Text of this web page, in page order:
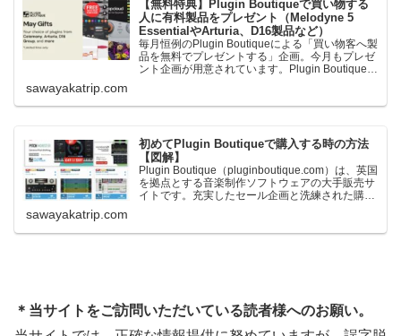
【無料特典】Plugin Boutiqueで買い物する
人に有料製品をプレゼント（Melodyne 5
EssentialやArturia、D16製品など）
毎月恒例のPlugin Boutiqueによる「買い物客へ製
品を無料でプレゼントする」企画。今月もプレゼ
ント企画が用意されています。Plugin Boutiqueで
ます。＊無料配布終了予定日：日本時間：
sawayakatrip.com
初めてPlugin Boutiqueで購入する時の方法
【図解】
Plugin Boutique（pluginboutique.com）は、英国
を拠点とする音楽制作ソフトウェアの大手販売サ
イトです。充実したセール企画と洗練された購入
に知っておきたいこと価格表示に…
sawayakatrip.com
＊当サイトをご訪問いただいている読者様へのお願い。